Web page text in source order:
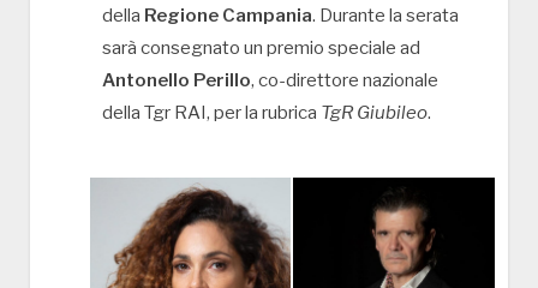
della Regione Campania. Durante la serata
sarà consegnato un premio speciale ad
Antonello Perillo, co-direttore nazionale
della Tgr RAI, per la rubrica TgR Giubileo.